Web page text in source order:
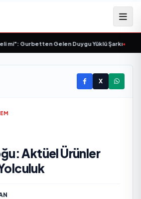
Gurbetten Gelen Duygu Yüklü Şarkı•
X
Aktüel Ürünler